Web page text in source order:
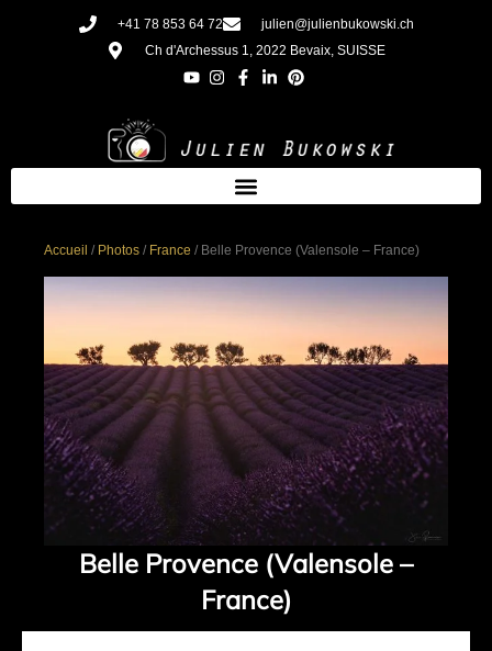
+41 78 853 64 72
julien@julienbukowski.ch
Ch d'Archessus 1, 2022 Bevaix, SUISSE
Accueil / Photos / France / Belle Provence (Valensole – France)
Belle Provence (Valensole –
France)